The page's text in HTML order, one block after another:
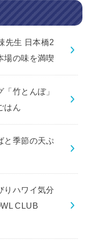
先生 日本橋2
場の味を満喫
竹とんぼ」
はん
と季節の天ぷ
りハワイ気分
CLUB